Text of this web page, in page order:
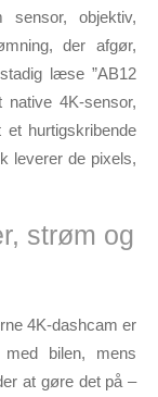
sensor, objektiv,
der afgør,
læse ”AB12
4K-sensor,
hurtig­skribende
leverer de pixels,
strøm og
4K-dashcam er
bilen, mens
at gøre det på –